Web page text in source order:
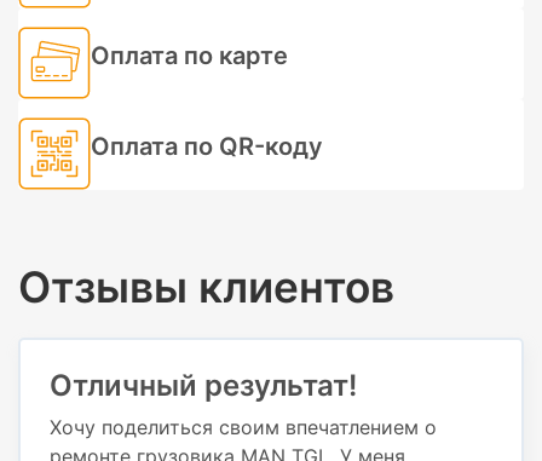
Оплата по карте
Оплата по QR-коду
Отзывы клиентов
Отличный результат!
Хочу поделиться своим впечатлением о
ремонте грузовика MAN TGL. У меня